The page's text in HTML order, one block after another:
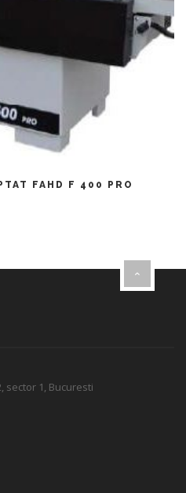
FAHD F 400 PRO
sector 1, Bucuresti